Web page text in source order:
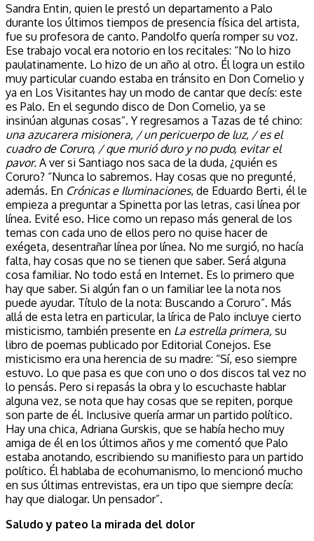
Sandra Entin, quien le prestó un departamento a Palo
durante los últimos tiempos de presencia física del artista,
fue su profesora de canto. Pandolfo quería romper su voz.
Ese trabajo vocal era notorio en los recitales: “No lo hizo
paulatinamente. Lo hizo de un año al otro. Él logra un estilo
muy particular cuando estaba en tránsito en Don Cornelio y
ya en Los Visitantes hay un modo de cantar que decís: este
es Palo. En el segundo disco de Don Cornelio, ya se
insinúan algunas cosas”. Y regresamos a Tazas de té chino:
una azucarera misionera, / un pericuerpo de luz, / es el
cuadro de Coruro, / que murió duro y no pudo, evitar el
pavor. A ver si Santiago nos saca de la duda, ¿quién es
Coruro? “Nunca lo sabremos. Hay cosas que no pregunté,
además. En Crónicas e Iluminaciones, de Eduardo Berti, él le
empieza a preguntar a Spinetta por las letras, casi línea por
línea. Evité eso. Hice como un repaso más general de los
temas con cada uno de ellos pero no quise hacer de
exégeta, desentrañar línea por línea. No me surgió, no hacía
falta, hay cosas que no se tienen que saber. Será alguna
cosa familiar. No todo está en Internet. Es lo primero que
hay que saber. Si algún fan o un familiar lee la nota nos
puede ayudar. Título de la nota: Buscando a Coruro”. Más
allá de esta letra en particular, la lírica de Palo incluye cierto
misticismo, también presente en La estrella primera, su
libro de poemas publicado por Editorial Conejos. Ese
misticismo era una herencia de su madre: “Sí, eso siempre
estuvo. Lo que pasa es que con uno o dos discos tal vez no
lo pensás. Pero si repasás la obra y lo escuchaste hablar
alguna vez, se nota que hay cosas que se repiten, porque
son parte de él. Inclusive quería armar un partido político.
Hay una chica, Adriana Gurskis, que se había hecho muy
amiga de él en los últimos años y me comentó que Palo
estaba anotando, escribiendo su manifiesto para un partido
político. Él hablaba de ecohumanismo, lo mencionó mucho
en sus últimas entrevistas, era un tipo que siempre decía:
hay que dialogar. Un pensador”.
Saludo y pateo la mirada del dolor